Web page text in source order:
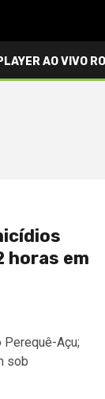
AO VIVO
horas em
Perequê-Açu;
sob